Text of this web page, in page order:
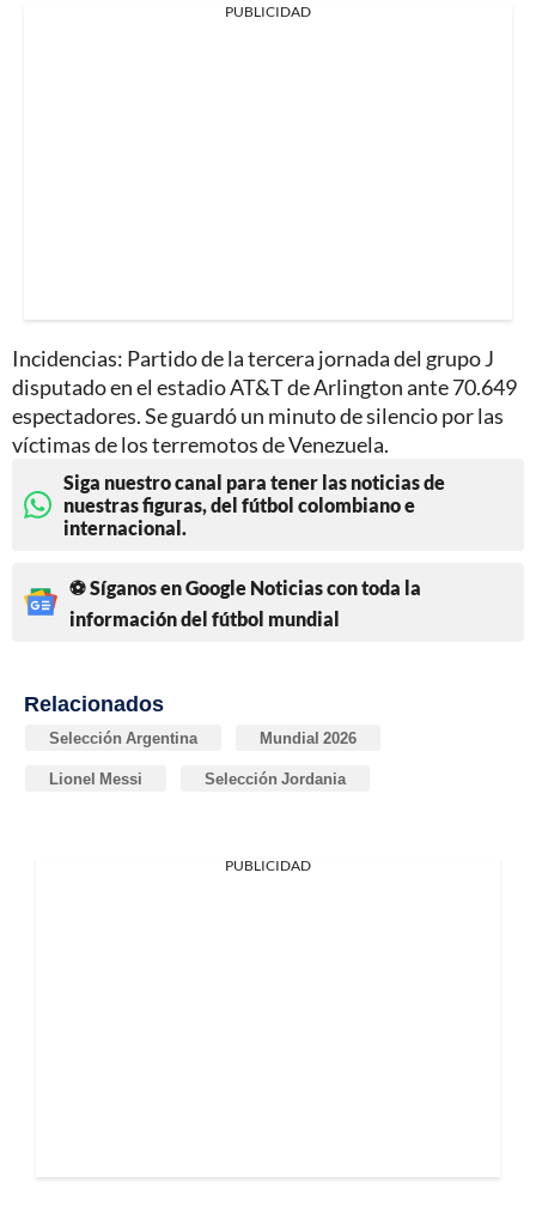
PUBLICIDAD
Incidencias: Partido de la tercera jornada del grupo J
disputado en el estadio AT&T de Arlington ante 70.649
espectadores. Se guardó un minuto de silencio por las
víctimas de los terremotos de Venezuela.
Siga nuestro canal para tener las noticias de
nuestras figuras, del fútbol colombiano e
internacional.
⚽ Síganos en Google Noticias con toda la
información del fútbol mundial
Relacionados
Selección Argentina Mundial 2026
Lionel Messi Selección Jordania
PUBLICIDAD